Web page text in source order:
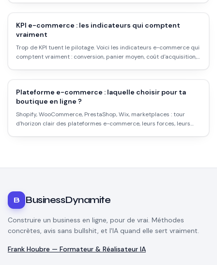
KPI e-commerce : les indicateurs qui comptent
vraiment
Trop de KPI tuent le pilotage. Voici les indicateurs e-commerce qui
comptent vraiment : conversion, panier moyen, coût d'acquisition,
Plateforme e-commerce : laquelle choisir pour ta
boutique en ligne ?
Shopify, WooCommerce, PrestaShop, Wix, marketplaces : tour
d'horizon clair des plateformes e-commerce, leurs forces, leurs
B BusinessDynamite
Construire un business en ligne, pour de vrai. Méthodes
concrètes, avis sans bullshit, et l'IA quand elle sert vraiment.
Frank Houbre — Formateur & Réalisateur IA